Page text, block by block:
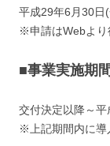
平成29年6月30日
※申請はWebより
■事業実施期
交付決定以降～
※上記期間内に導